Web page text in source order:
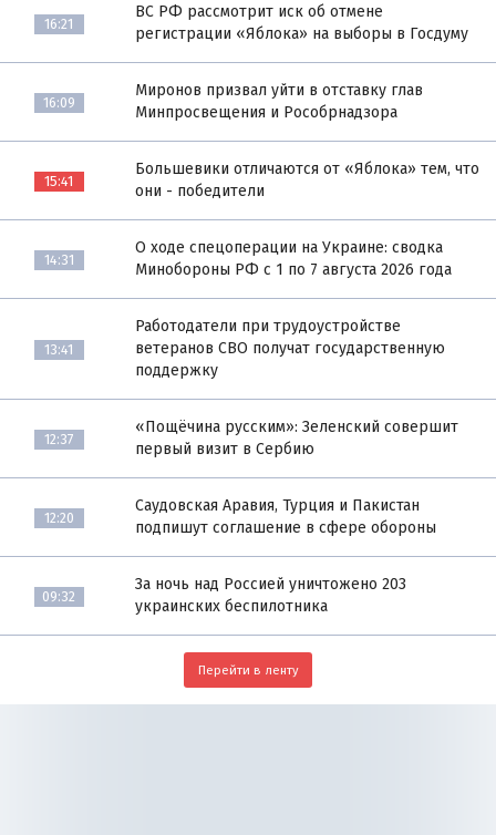
16:21
ВС РФ рассмотрит иск об отмене
регистрации «Яблока» на выборы в Госдуму
16:09
Миронов призвал уйти в отставку глав
Минпросвещения и Рособрнадзора
15:41
Большевики отличаются от «Яблока» тем, что
они - победители
14:31
О ходе спецоперации на Украине: сводка
Минобороны РФ с 1 по 7 августа 2026 года
13:41
Работодатели при трудоустройстве
ветеранов СВО получат государственную
поддержку
12:37
«Пощёчина русским»: Зеленский совершит
первый визит в Сербию
12:20
Саудовская Аравия, Турция и Пакистан
подпишут соглашение в сфере обороны
09:32
За ночь над Россией уничтожено 203
украинских беспилотника
Перейти в ленту